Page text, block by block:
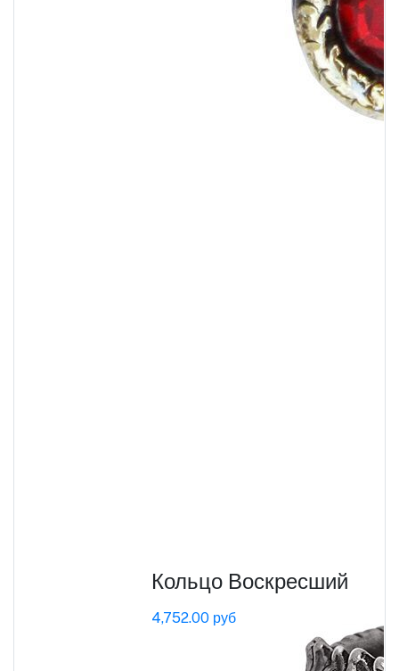
Кольцо Воскресший
4,752.00 руб